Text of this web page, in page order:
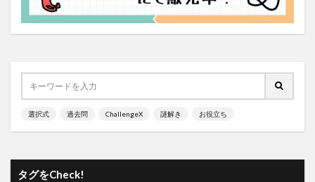
選択式 過去問 ChallengeX 謎解き お役立ち
タグをCheck!